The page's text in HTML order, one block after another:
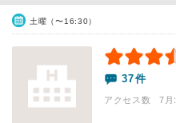
土曜（〜16:30）
37件
アクセス数 7月: